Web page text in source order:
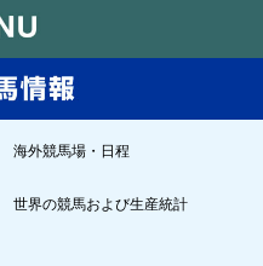
海外競馬場・日程
世界の競馬および生産統計